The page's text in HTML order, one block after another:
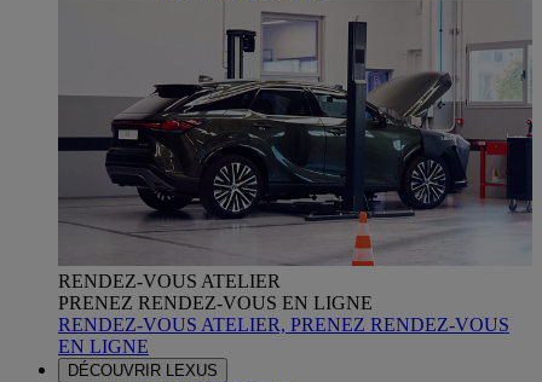
RENDEZ-VOUS ATELIER
PRENEZ RENDEZ-VOUS EN LIGNE
RENDEZ-VOUS ATELIER, PRENEZ RENDEZ-VOUS
EN LIGNE
DÉCOUVRIR LEXUS